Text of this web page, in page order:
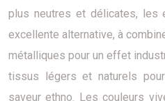
plus neutres et délicates, les
excellente alternative, à
métalliques pour un effet
tissus légers et naturels
saveur ethno. Les couleurs